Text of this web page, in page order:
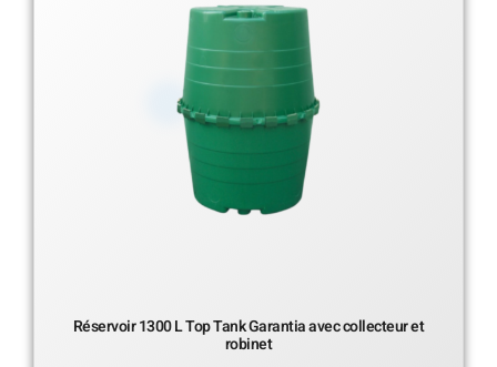
Réservoir 1300 L Top Tank Garantia avec collecteur et
robinet